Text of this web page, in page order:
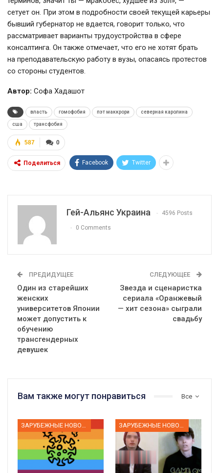
сетует он. При этом в подробности своей текущей карьеры
бывший губернатор не вдается, говорит только, что
рассматривает варианты трудоустройства в сфере
консалтинга. Он также отмечает, что его не хотят брать
на преподавательскую работу в вузы, опасаясь протестов
со стороны студентов.
Автор: Софа Хадашот
власть гомофобия пэт маккрори северная каролина
сша трансфобия
0
587
Поделиться Facebook Twitter
Гей-Альянс Украина 4596 Posts
0 Comments
ПРЕДИДУЩЕЕ
Один из старейших
женских
университетов Японии
может допустить к
обучению
трансгендерных
девушек
СЛЕДУЮЩЕЕ
Звезда и сценаристка
сериала «Оранжевый
— хит сезона» сыграли
свадьбу
Все
Вам также могут понравиться